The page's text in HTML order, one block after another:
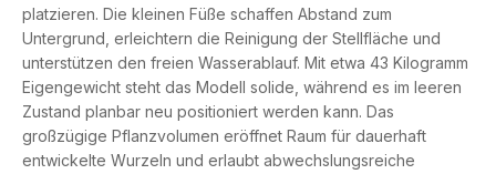
platzieren. Die kleinen Füße schaffen Abstand zum
Untergrund, erleichtern die Reinigung der Stellfläche und
unterstützen den freien Wasserablauf. Mit etwa 43 Kilogramm
Eigengewicht steht das Modell solide, während es im leeren
Zustand planbar neu positioniert werden kann. Das
großzügige Pflanzvolumen eröffnet Raum für dauerhaft
entwickelte Wurzeln und erlaubt abwechslungsreiche